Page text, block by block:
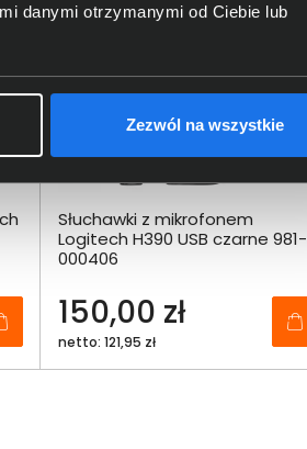
danymi otrzymanymi od Ciebie lub
Zezwól na wszystkie
Słuchawki z mikrofonem
Logitech H390 USB czarne 981-
000406
150,00 zł
netto: 121,95 zł